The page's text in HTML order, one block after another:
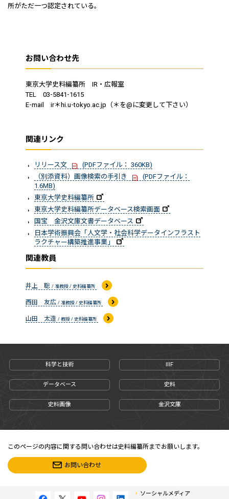
所がただ一つ認定されている。
お問い合わせ先
東京大学史料編纂所 IR・広報室
TEL 03-5841-1615
E-mail ir＊hi.u-tokyo.ac.jp（＊を@に変更して下さい）
関連リンク
リリース文
(PDFファイル： 360KB)
（別添資料）画像検索の手引き
(PDFファイル：
1.6MB)
東京大学史料編纂所
東京大学史料編纂所データベース検索画面
国宝 金沢文庫文書データベース
日本学術振興会「人文学・社会科学データインフラスト
ラクチャー構築推進事業」
関連教員
井上 聡 / 准教授 / 史料編纂所
西田 友広 / 准教授 / 史料編纂所
山田 太造 / 教授 / 史料編纂所
科学と技術 IIIF
データベース 史料
史料画像 金沢文庫
このページの内容に関する問い合わせは史料編纂所までお願いします。
お問い合わせ
ソーシャルメディア